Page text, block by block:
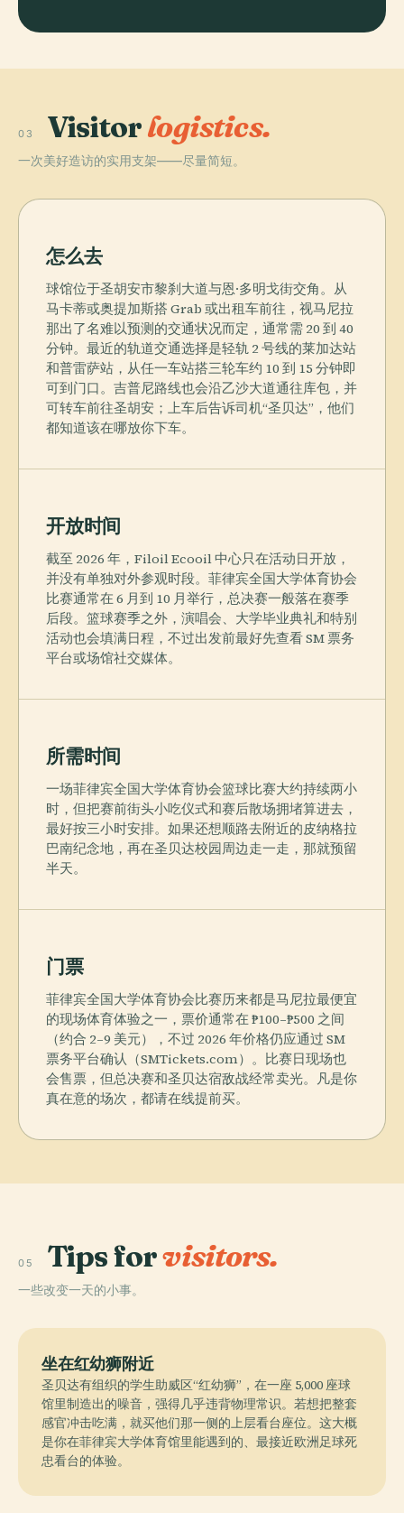
03 Visitorlogistics.
一次美好造访的实用支架——尽量简短。
怎么去
球馆位于圣胡安市黎刹大道与恩·多明戈街交角。从
马卡蒂或奥提加斯搭 Grab 或出租车前往，视马尼拉
那出了名难以预测的交通状况而定，通常需 20 到 40
分钟。最近的轨道交通选择是轻轨 2 号线的莱加达站
和普雷萨站，从任一车站搭三轮车约 10 到 15 分钟即
可到门口。吉普尼路线也会沿乙沙大道通往库包，并
可转车前往圣胡安；上车后告诉司机“圣贝达”，他们
都知道该在哪放你下车。
开放时间
截至 2026 年，Filoil Ecooil 中心只在活动日开放，
并没有单独对外参观时段。菲律宾全国大学体育协会
比赛通常在 6 月到 10 月举行，总决赛一般落在赛季
后段。篮球赛季之外，演唱会、大学毕业典礼和特别
活动也会填满日程，不过出发前最好先查看 SM 票务
平台或场馆社交媒体。
所需时间
一场菲律宾全国大学体育协会篮球比赛大约持续两小
时，但把赛前街头小吃仪式和赛后散场拥堵算进去，
最好按三小时安排。如果还想顺路去附近的皮纳格拉
巴南纪念地，再在圣贝达校园周边走一走，那就预留
半天。
门票
菲律宾全国大学体育协会比赛历来都是马尼拉最便宜
的现场体育体验之一，票价通常在 ₱100–₱500 之间
（约合 2–9 美元），不过 2026 年价格仍应通过 SM
票务平台确认（SMTickets.com）。比赛日现场也
会售票，但总决赛和圣贝达宿敌战经常卖光。凡是你
真在意的场次，都请在线提前买。
05 Tips forvisitors.
一些改变一天的小事。
坐在红幼狮附近
圣贝达有组织的学生助威区“红幼狮”，在一座 5,000 座球
馆里制造出的噪音，强得几乎违背物理常识。若想把整套
感官冲击吃满，就买他们那一侧的上层看台座位。这大概
是你在菲律宾大学体育馆里能遇到的、最接近欧洲足球死
忠看台的体验。